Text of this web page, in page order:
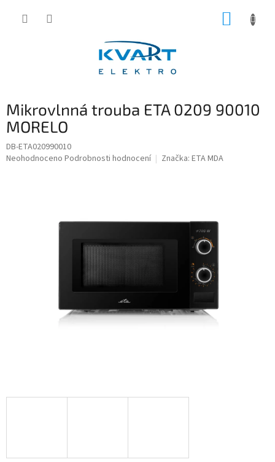
Mikrovlnná trouba ETA 0209 90010
MORELO
DB-ETA020990010
Průměrné
Neohodnoceno Podrobnosti hodnocení Značka: ETA MDA